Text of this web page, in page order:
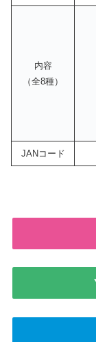
内容
（全8種）
JANコード